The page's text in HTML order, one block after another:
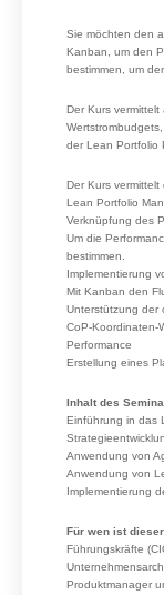
Sie möchten den
Kanban, um den
bestimmen, um
Der Kurs
der Lean Portfolio
Der Kurs
Lean Portfolio
Verknüpfung des
Um die
bestimmen.
Implementierung
Mit Kanban den
Unterstützung der
CoP-Koordinaten-
Performance
Erstellung eines
Inhalt des
Einführung in das
Anwendung von
Anwendung von
Implementierung
Für wen ist
Führungskräfte
Produktmanager